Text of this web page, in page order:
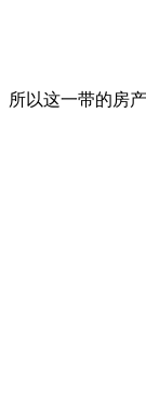
以这一带的房